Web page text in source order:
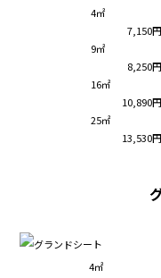
4㎡
7,150円
9㎡
8,250円
16㎡
10,890円
25㎡
13,530円
4㎡